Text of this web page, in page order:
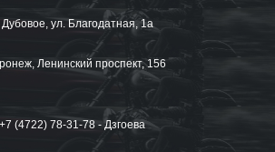
Дубовое, ул. Благодатная, 1а
Ленинский проспект, 156
+7 (4722) 78-31-78 - Дзгоева